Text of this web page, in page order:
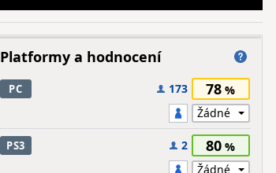
Platformy a hodnocení
PC 173 78
PS3 2 80